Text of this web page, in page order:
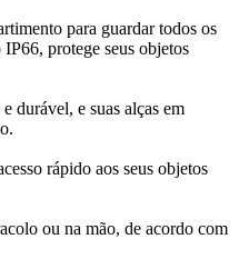
para guardar todos os
IP66, protege seus objetos
durável, e suas alças em
rápido aos seus objetos
ou na mão, de acordo com